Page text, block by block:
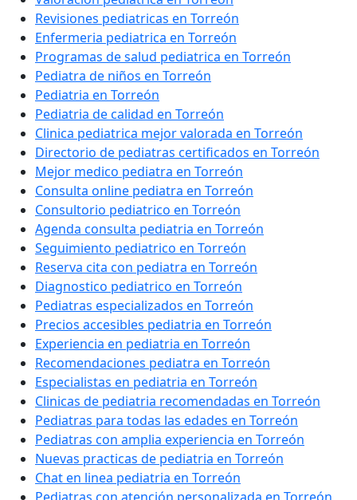
Revisiones pediatricas en Torreón
Enfermeria pediatrica en Torreón
Programas de salud pediatrica en Torreón
Pediatra de niños en Torreón
Pediatria en Torreón
Pediatria de calidad en Torreón
Clinica pediatrica mejor valorada en Torreón
Directorio de pediatras certificados en Torreón
Mejor medico pediatra en Torreón
Consulta online pediatra en Torreón
Consultorio pediatrico en Torreón
Agenda consulta pediatria en Torreón
Seguimiento pediatrico en Torreón
Reserva cita con pediatra en Torreón
Diagnostico pediatrico en Torreón
Pediatras especializados en Torreón
Precios accesibles pediatria en Torreón
Experiencia en pediatria en Torreón
Recomendaciones pediatra en Torreón
Especialistas en pediatria en Torreón
Clinicas de pediatria recomendadas en Torreón
Pediatras para todas las edades en Torreón
Pediatras con amplia experiencia en Torreón
Nuevas practicas de pediatria en Torreón
Chat en linea pediatria en Torreón